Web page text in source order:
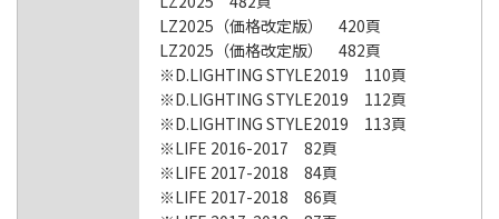
LZ2025（価格改定版） 420頁
LZ2025（価格改定版） 482頁
※D.LIGHTING STYLE2019 110頁
※D.LIGHTING STYLE2019 112頁
※D.LIGHTING STYLE2019 113頁
※LIFE 2016-2017 82頁
※LIFE 2017-2018 84頁
※LIFE 2017-2018 86頁